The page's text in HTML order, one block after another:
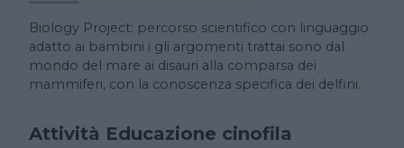
Biology Project: percorso scientifico con linguaggio
adatto ai bambini i gli argomenti trattai sono dal
mondo del mare ai disauri alla comparsa dei
mammiferi, con la conoscenza specifica dei delfini.
Attività Educazione cinofila